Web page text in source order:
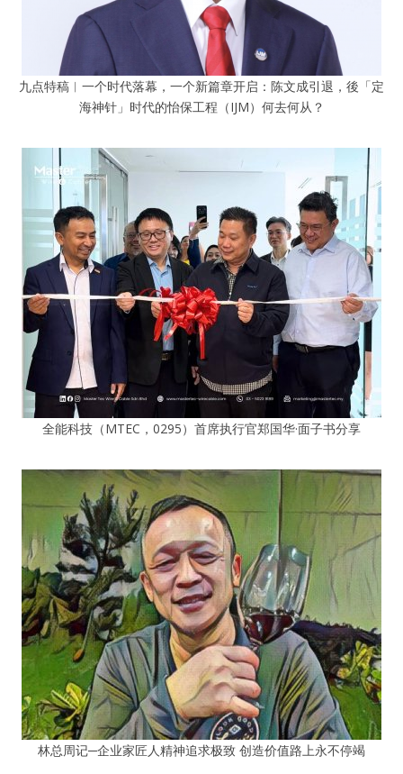
九点特稿︱一个时代落幕，一个新篇章开启：陈文成引退，後「定
海神针」时代的怡保工程（IJM）何去何从？
全能科技（MTEC，0295）首席执行官郑国华·面子书分享
林总周记─企业家匠人精神追求极致 创造价值路上永不停竭